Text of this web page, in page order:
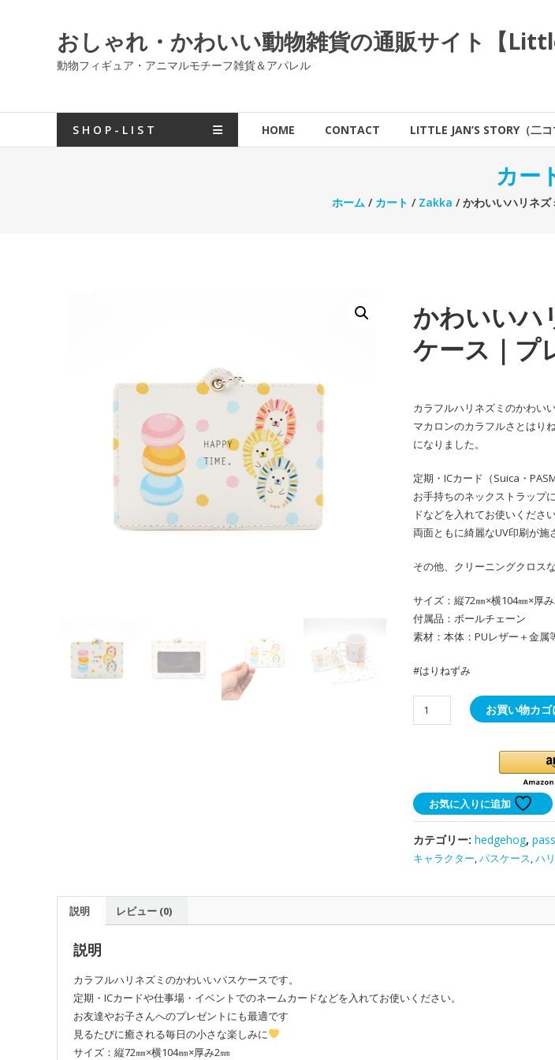
ス
おしゃれ・かわいい動物雑貨の通販サイト【
動物フィギュア・アニマルモチーフ雑貨＆アパレル
S H O P - L I S T HOME CONTACT LITTLE JAN’S STORY（二コ
カー
ホーム / カート / Zakka / かわいいハリネ
かわいいハ
ケース｜プ
カラフルハリネズミのかわい
マカロンのカラフルさとはり
になりました。
定期・ICカード（Suica・
お手持ちのネックストラップ
ドなどを入れてお使いください
両面ともに綺麗なUV印刷が施
その他、クリーニングクロス
サイズ：縦72㎜×横104㎜×厚
付属品：ボールチェーン
素材：本体：PUレザー＋金属
#はりねずみ
わ
リ
ネ
ミ
の
ケ
プ
お買い物カゴ
お気に入りに追加
カテゴリー:hedgehog,
キャラクター,パスケース,ハ
説明 レビュー (0)
説明
カラフルハリネズミのかわいいパスケースです。
定期・ICカードや仕事場・イベントでのネームカードなどを入れてお使いください。
お友達やお子さんへのプレゼントにも最適です
見るたびに癒される毎日の小さな楽しみに
サイズ：縦72㎜×横104㎜×厚み2㎜